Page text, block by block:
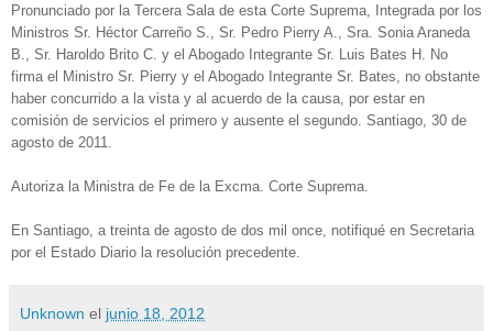
Pronunciado por la Tercera Sala de esta Corte Suprema, Integrada por los
Ministros Sr. Héctor Carreño S., Sr. Pedro Pierry A., Sra. Sonia Araneda
B., Sr. Haroldo Brito C. y el Abogado Integrante Sr. Luis Bates H. No
firma el Ministro Sr. Pierry y el Abogado Integrante Sr. Bates, no obstante
haber concurrido a la vista y al acuerdo de la causa, por estar en
comisión de servicios el primero y ausente el segundo. Santiago, 30 de
agosto de 2011.
Autoriza la Ministra de Fe de la Excma. Corte Suprema.
En Santiago, a treinta de agosto de dos mil once, notifiqué en Secretaria
por el Estado Diario la resolución precedente.
Unknown el junio 18, 2012